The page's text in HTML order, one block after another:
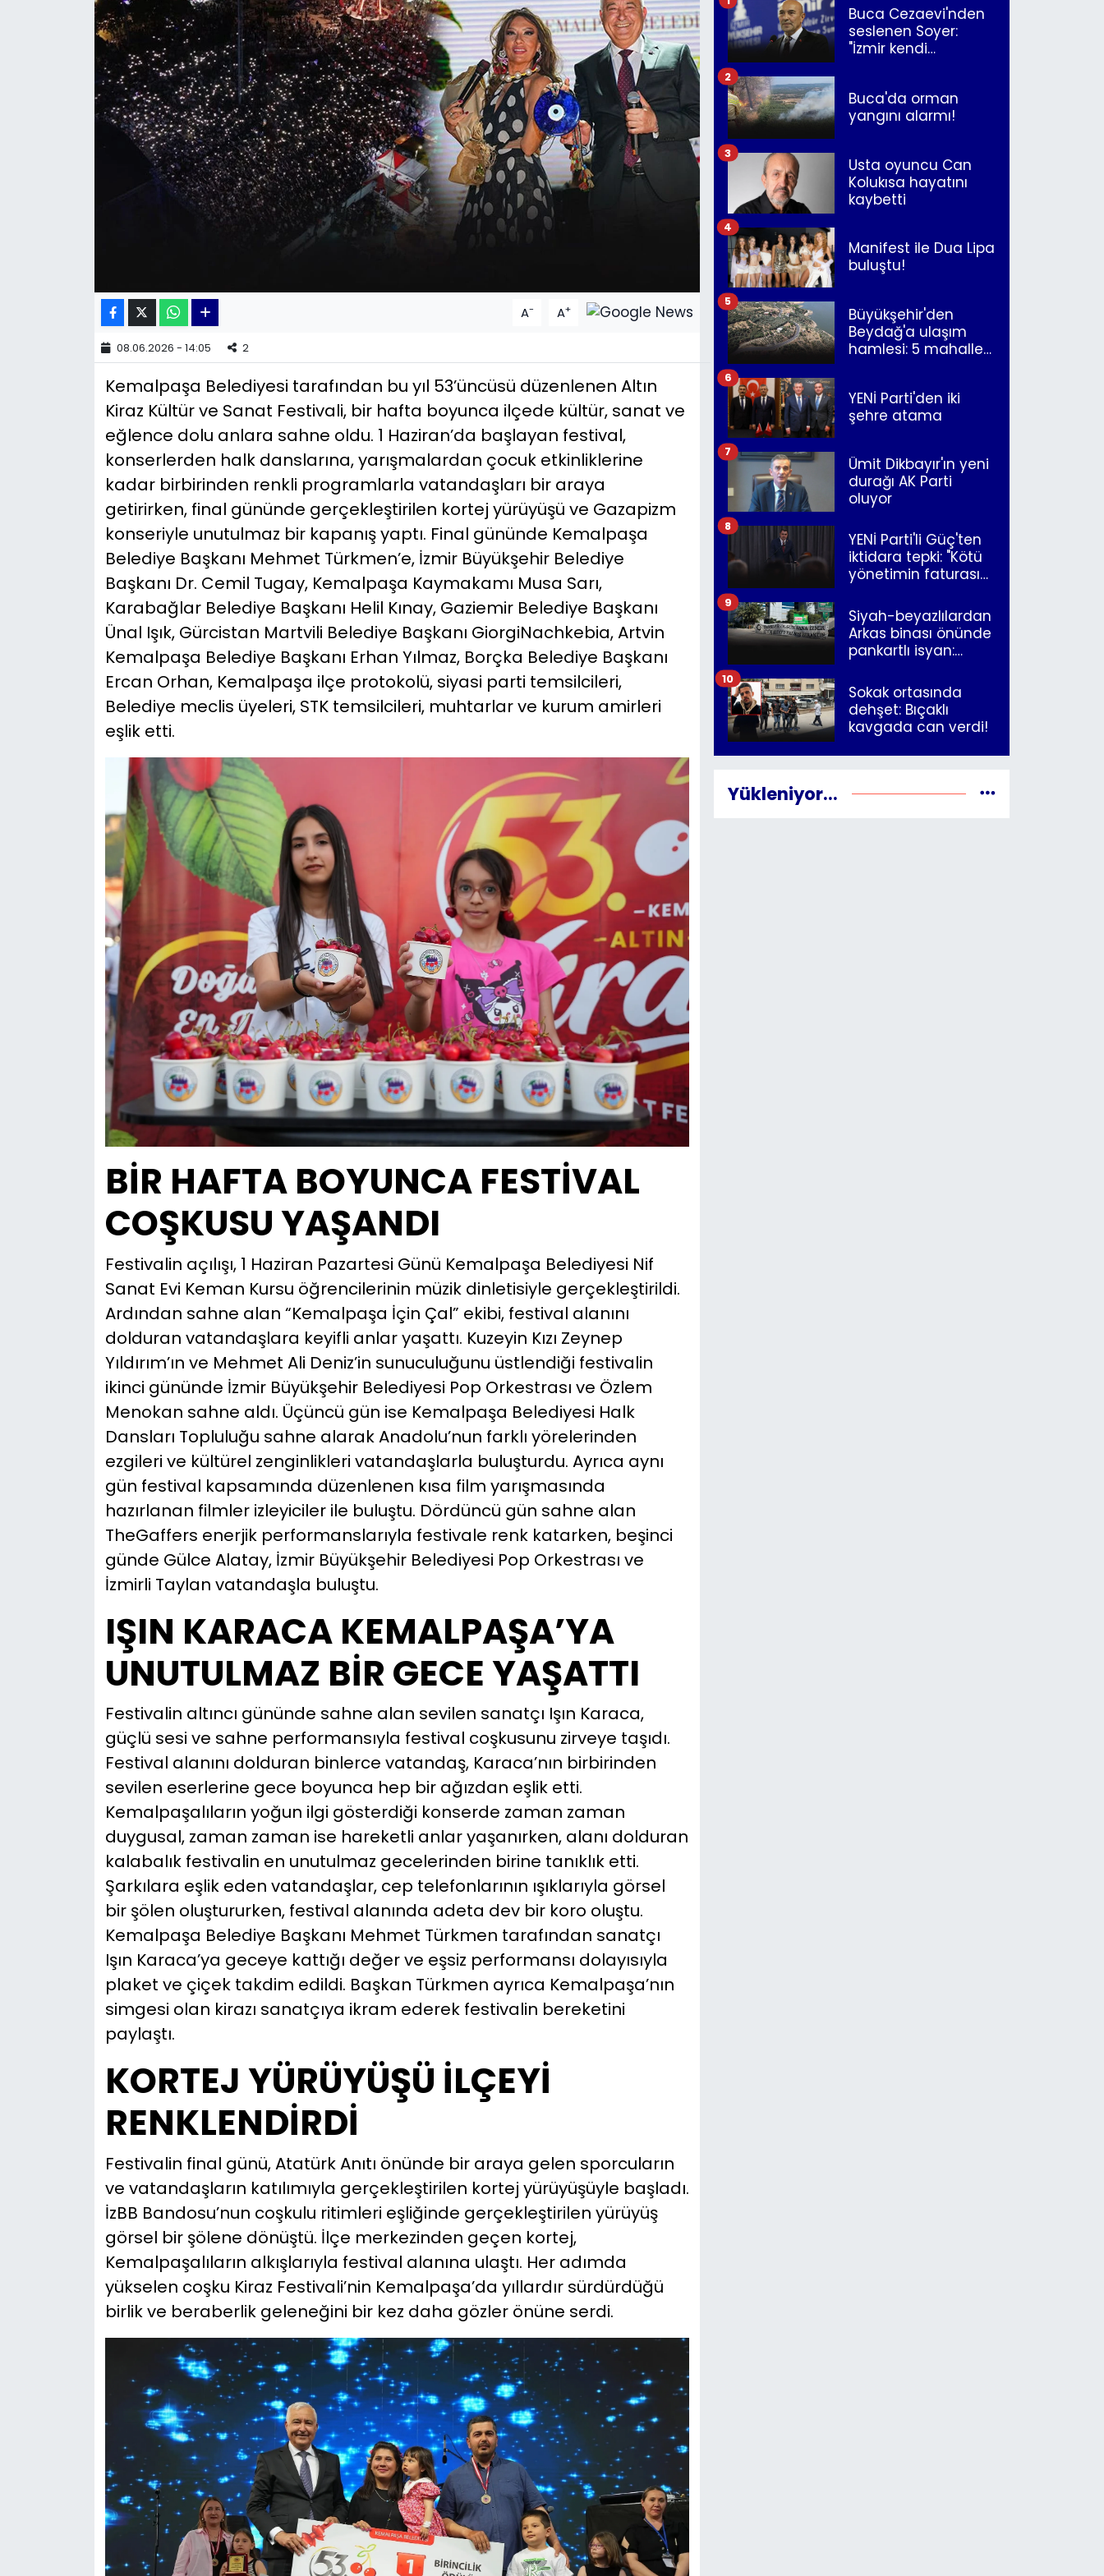
A- A+
08.06.2026 - 14:05 2
Kemalpaşa Belediyesi tarafından bu yıl 53’üncüsü düzenlenen Altın
Kiraz Kültür ve Sanat Festivali, bir hafta boyunca ilçede kültür, sanat ve
eğlence dolu anlara sahne oldu. 1 Haziran’da başlayan festival,
konserlerden halk danslarına, yarışmalardan çocuk etkinliklerine
kadar birbirinden renkli programlarla vatandaşları bir araya
getirirken, final gününde gerçekleştirilen kortej yürüyüşü ve Gazapizm
konseriyle unutulmaz bir kapanış yaptı. Final gününde Kemalpaşa
Belediye Başkanı Mehmet Türkmen’e, İzmir Büyükşehir Belediye
Başkanı Dr. Cemil Tugay, Kemalpaşa Kaymakamı Musa Sarı,
Karabağlar Belediye Başkanı Helil Kınay, Gaziemir Belediye Başkanı
Ünal Işık, Gürcistan Martvili Belediye Başkanı GiorgiNachkebia, Artvin
Kemalpaşa Belediye Başkanı Erhan Yılmaz, Borçka Belediye Başkanı
Ercan Orhan, Kemalpaşa ilçe protokolü, siyasi parti temsilcileri,
Belediye meclis üyeleri, STK temsilcileri, muhtarlar ve kurum amirleri
eşlik etti.
BİR HAFTA BOYUNCA FESTİVAL
COŞKUSU YAŞANDI
Festivalin açılışı, 1 Haziran Pazartesi Günü Kemalpaşa Belediyesi Nif
Sanat Evi Keman Kursu öğrencilerinin müzik dinletisiyle gerçekleştirildi.
Ardından sahne alan “Kemalpaşa İçin Çal” ekibi, festival alanını
dolduran vatandaşlara keyifli anlar yaşattı. Kuzeyin Kızı Zeynep
Yıldırım’ın ve Mehmet Ali Deniz’in sunuculuğunu üstlendiği festivalin
ikinci gününde İzmir Büyükşehir Belediyesi Pop Orkestrası ve Özlem
Menokan sahne aldı. Üçüncü gün ise Kemalpaşa Belediyesi Halk
Dansları Topluluğu sahne alarak Anadolu’nun farklı yörelerinden
ezgileri ve kültürel zenginlikleri vatandaşlarla buluşturdu. Ayrıca aynı
gün festival kapsamında düzenlenen kısa film yarışmasında
hazırlanan filmler izleyiciler ile buluştu. Dördüncü gün sahne alan
TheGaffers enerjik performanslarıyla festivale renk katarken, beşinci
günde Gülce Alatay, İzmir Büyükşehir Belediyesi Pop Orkestrası ve
İzmirli Taylan vatandaşla buluştu.
IŞIN KARACA KEMALPAŞA’YA
UNUTULMAZ BİR GECE YAŞATTI
Festivalin altıncı gününde sahne alan sevilen sanatçı Işın Karaca,
güçlü sesi ve sahne performansıyla festival coşkusunu zirveye taşıdı.
Festival alanını dolduran binlerce vatandaş, Karaca’nın birbirinden
sevilen eserlerine gece boyunca hep bir ağızdan eşlik etti.
Kemalpaşalıların yoğun ilgi gösterdiği konserde zaman zaman
duygusal, zaman zaman ise hareketli anlar yaşanırken, alanı dolduran
kalabalık festivalin en unutulmaz gecelerinden birine tanıklık etti.
Şarkılara eşlik eden vatandaşlar, cep telefonlarının ışıklarıyla görsel
bir şölen oluştururken, festival alanında adeta dev bir koro oluştu.
Kemalpaşa Belediye Başkanı Mehmet Türkmen tarafından sanatçı
Işın Karaca’ya geceye kattığı değer ve eşsiz performansı dolayısıyla
plaket ve çiçek takdim edildi. Başkan Türkmen ayrıca Kemalpaşa’nın
simgesi olan kirazı sanatçıya ikram ederek festivalin bereketini
paylaştı.
KORTEJ YÜRÜYÜŞÜ İLÇEYİ
RENKLENDİRDİ
Festivalin final günü, Atatürk Anıtı önünde bir araya gelen sporcuların
ve vatandaşların katılımıyla gerçekleştirilen kortej yürüyüşüyle başladı.
İzBB Bandosu’nun coşkulu ritimleri eşliğinde gerçekleştirilen yürüyüş
görsel bir şölene dönüştü. İlçe merkezinden geçen kortej,
Kemalpaşalıların alkışlarıyla festival alanına ulaştı. Her adımda
yükselen coşku Kiraz Festivali’nin Kemalpaşa’da yıllardır sürdürdüğü
birlik ve beraberlik geleneğini bir kez daha gözler önüne serdi.
Buca Cezaevi'nden
seslenen Soyer:
"İzmir kendi
Buca'da orman
yangını alarmı!
2
Usta oyuncu Can
Kolukısa hayatını
kaybetti
3
Manifest ile Dua Lipa
buluştu!
4
Büyükşehir'den
Beydağ'a ulaşım
hamlesi: 5 mahalle
5
YENİ Parti'den iki
şehre atama
6
Ümit Dikbayır'ın yeni
durağı AK Parti
oluyor
7
YENİ Parti'li Güç'ten
iktidara tepki: "Kötü
yönetimin faturasını
8
Siyah-beyazlılardan
Arkas binası önünde
pankartlı isyan:
İzmir"
9
Sokak ortasında
dehşet: Bıçaklı
kavgada can verdi!
10
Yükleniyor...
KÜLTÜR SANAT
MAGAZİN
POLİTİKA
YEREL POLİTİKA
YEREL YÖNETİMLER